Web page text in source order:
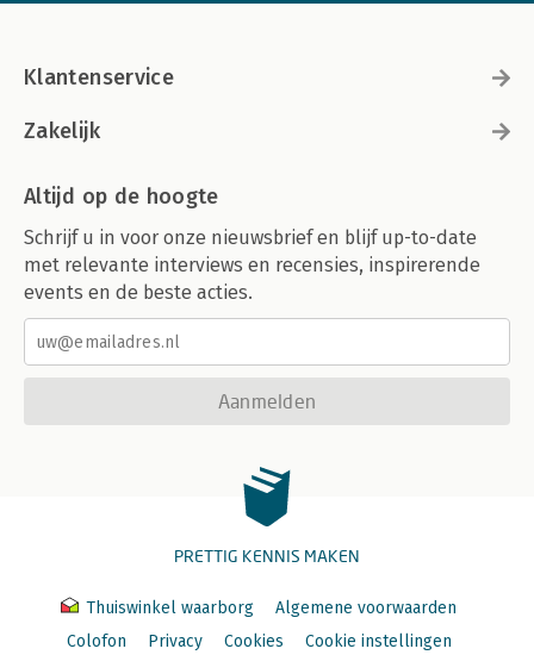
Klantenservice
Zakelijk
Altijd op de hoogte
Schrijf u in voor onze nieuwsbrief en blijf up-to-date
met relevante interviews en recensies, inspirerende
events en de beste acties.
Aanmelden
PRETTIG KENNIS MAKEN
Thuiswinkel waarborg
Algemene voorwaarden
Colofon
Privacy Cookies Cookie instellingen